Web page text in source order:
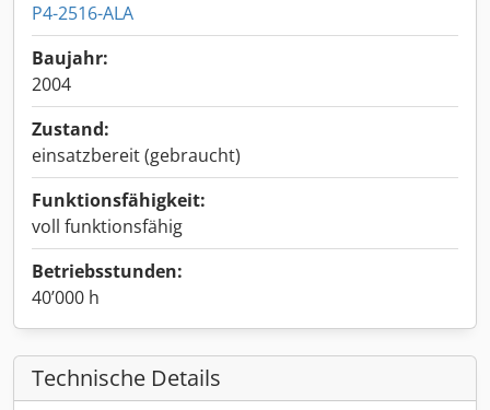
P4-2516-ALA
Baujahr:
2004
Zustand:
einsatzbereit (gebraucht)
Funktionsfähigkeit:
voll funktionsfähig
Betriebsstunden:
40’000 h
Technische Details